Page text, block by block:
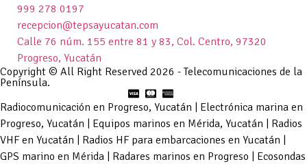
999 278 0197
recepcion@tepsayucatan.com
Calle 76 núm. 155 entre 81 y 83, Col. Centro, 97320
Progreso, Yucatán
Copyright © All Right Reserved 2026 - Telecomunicaciones de la
Península.
Radiocomunicación en Progreso, Yucatán | Electrónica marina en
Progreso, Yucatán | Equipos marinos en Mérida, Yucatán | Radios
VHF en Yucatán | Radios HF para embarcaciones en Yucatán |
GPS marino en Mérida | Radares marinos en Progreso | Ecosondas